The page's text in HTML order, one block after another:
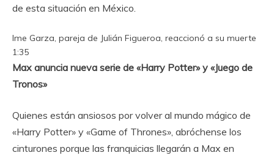
de esta situación en México.
Ime Garza, pareja de Julián Figueroa, reaccionó a su muerte
1:35
Max anuncia nueva serie de «Harry Potter» y «Juego de
Tronos»
Quienes están ansiosos por volver al mundo mágico de
«Harry Potter» y «Game of Thrones», abróchense los
cinturones porque las franquicias llegarán a Max en